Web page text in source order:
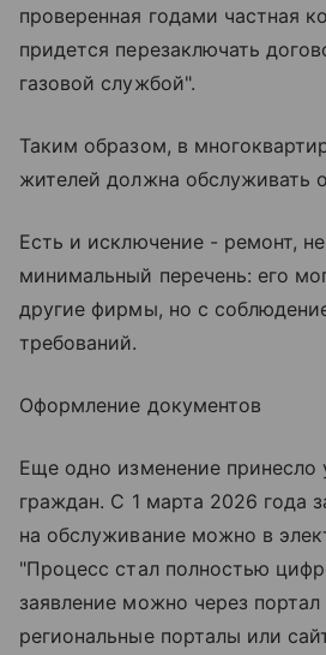
проверенная годами частная
придется перезаключать
газовой службой".
Таким образом, в
жителей должна обслуживать
Есть и исключение - ремонт,
минимальный перечень: его
другие фирмы, но с
требований.
Оформление документов
Еще одно изменение принесло
граждан. С 1 марта 2026 года
на обслуживание можно в
"Процесс стал полностью
заявление можно через портал
региональные порталы или